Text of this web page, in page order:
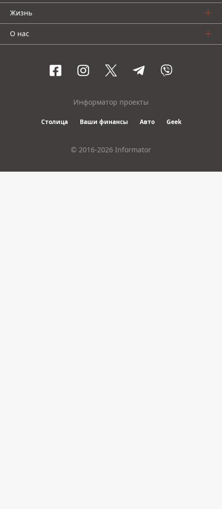
Жизнь
О нас
Информатор проекты
Столица Ваши финансы Авто Geek
© 2016-2026 Informator